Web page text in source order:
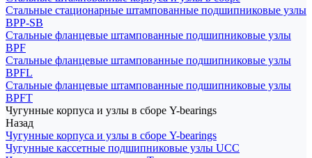
Стальные стационарные штампованные подшипниковые узлы
BPP-SB
Стальные фланцевые штампованные подшипниковые узлы
BPF
Стальные фланцевые штампованные подшипниковые узлы
BPFL
Стальные фланцевые штампованные подшипниковые узлы
BPFT
Чугунные корпуса и узлы в сборе Y-bearings
Назад
Чугунные корпуса и узлы в сборе Y-bearings
Чугунные кассетные подшипниковые узлы UCC